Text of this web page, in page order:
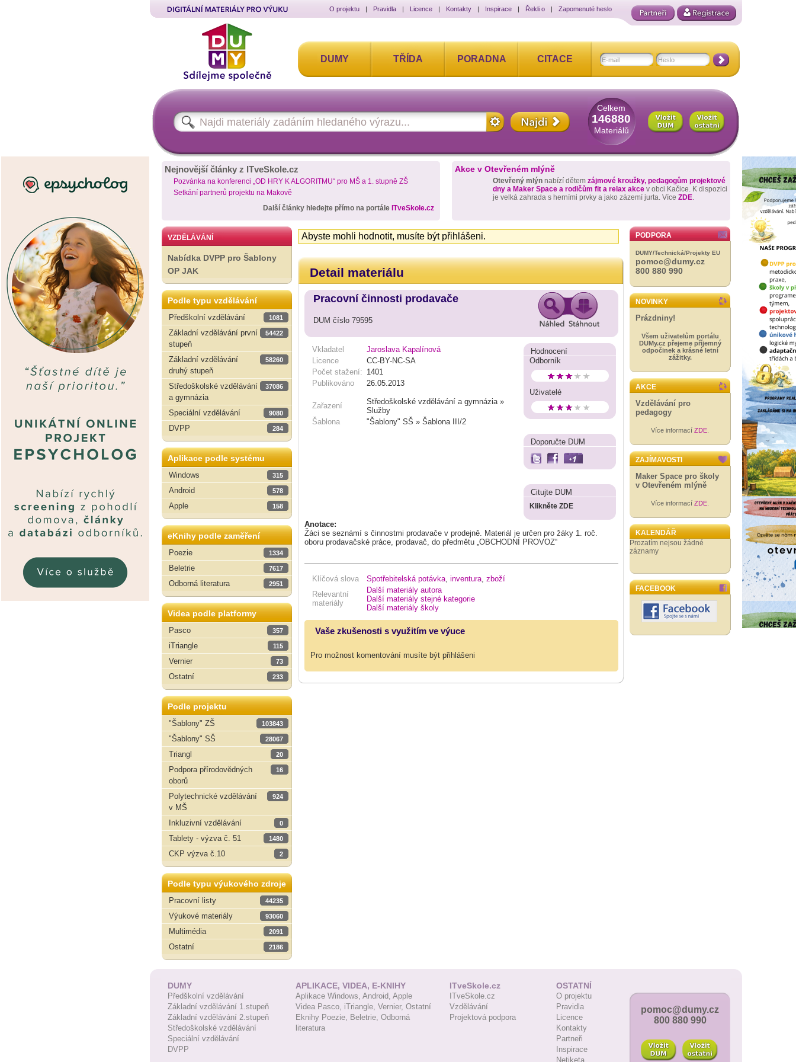
O projektu | Pravidla | Licence | Kontakty | Inspirace | Řekli o | Zapomenuté heslo
DUMY TŘÍDA PORADNA CITACE
Celkem
146880
Materiálů
Nejnovější články z ITveSkole.cz
Pozvánka na konferenci „OD HRY K ALGORITMU“ pro MŠ a 1. stupně ZŠ
Setkání partnerů projektu na Makově
Další články hledejte přímo na portále ITveSkole.cz
Akce v Otevřeném mlýně
Otevřený mlýn nabízí dětem zájmové kroužky, pedagogům projektové
dny a Maker Space a rodičům fit a relax akce v obci Kačice. K dispozici
je velká zahrada s herními prvky a jako zázemí jurta. Více ZDE.
VZDĚLÁVÁNÍ
Nabídka DVPP pro Šablony
OP JAK
Podle typu vzdělávání
Předškolní vzdělávání
1081
Základní vzdělávání první
stupeň
54422
Základní vzdělávání
druhý stupeň
58260
Středoškolské vzdělávání
a gymnázia
37086
Speciální vzdělávání 9080
DVPP 284
Aplikace podle systému
Windows
315
Android 578
Apple 158
eKnihy podle zaměření
Poezie
1334
Beletrie 7617
Odborná literatura 2951
Videa podle platformy
Pasco
357
iTriangle 115
Vernier 73
Ostatní 233
Podle projektu
"Šablony" ZŠ
103843
"Šablony" SŠ 28067
Triangl 20
Podpora přírodovědných
oborů
16
Polytechnické vzdělávání
v MŠ
924
Inkluzivní vzdělávání 0
Tablety - výzva č. 51 1480
CKP výzva č.10 2
Podle typu výukového zdroje
Pracovní listy
44235
Výukové materiály 93060
Multimédia 2091
Ostatní 2186
Abyste mohli hodnotit, musíte být přihlášeni.
Detail materiálu
Pracovní činnosti prodavače
DUM číslo 79595
Vkladatel
Jaroslava Kapalínová
Licence
CC-BY-NC-SA
Počet stažení: 1401
Publikováno
26.05.2013
Zařazení
Středoškolské vzdělávání a gymnázia »
Služby
Šablona
"Šablony" SŠ » Šablona III/2
Hodnocení
Odborník
Uživatelé
Doporučte DUM
Citujte DUM
Klikněte ZDE
Anotace:
Žáci se seznámí s činnostmi prodavače v prodejně. Materiál je určen pro žáky 1. roč.
oboru prodavačské práce, prodavač, do předmětu „OBCHODNÍ PROVOZ“
Klíčová slova Spotřebitelská potávka inventura zboží
Relevantní
materiály
Další materiály autora
Další materiály stejné kategorie
Další materiály školy
Vaše zkušenosti s využitím ve výuce
Pro možnost komentování musíte být přihlášeni
PODPORA
DUMY/Technická/Projekty EU
pomoc@dumy.cz
800 880 990
NOVINKY
Prázdniny!
Všem uživatelům portálu
DUMy.cz přejeme příjemný
odpočinek a krásné letní
zážitky.
AKCE
Vzdělávání pro
pedagogy
Více informací ZDE
ZAJÍMAVOSTI
Maker Space pro školy
v Otevřeném mlýně
Více informací ZDE
KALENDÁŘ
Prozatím nejsou žádné
záznamy
FACEBOOK
DUMY
Předškolní vzdělávání
Základní vzdělávání 1.stupeň
Základní vzdělávání 2.stupeň
Středoškolské vzdělávání
Speciální vzdělávání
DVPP
APLIKACE, VIDEA, E-KNIHY
Aplikace Windows, Android, Apple
Videa Pasco, iTriangle, Vernier, Ostatní
Eknihy Poezie, Beletrie, Odborná
literatura
ITveSkole.cz
ITveSkole.cz
Vzdělávání
Projektová podpora
OSTATNÍ
O projektu
Pravidla
Licence
Kontakty
Partneři
Inspirace
Netiketa
pomoc@dumy.cz
800 880 990